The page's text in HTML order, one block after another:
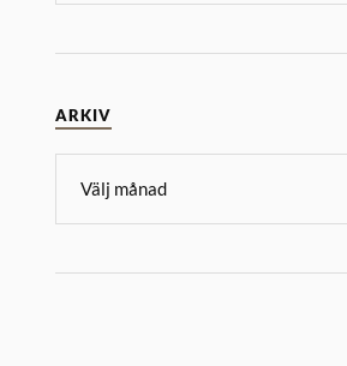
ARKIV